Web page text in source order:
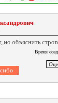
но объяснить
Время